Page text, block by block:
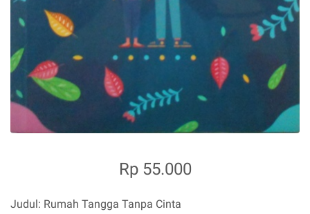
Rp 55.000
Judul: Rumah Tangga Tanpa Cinta